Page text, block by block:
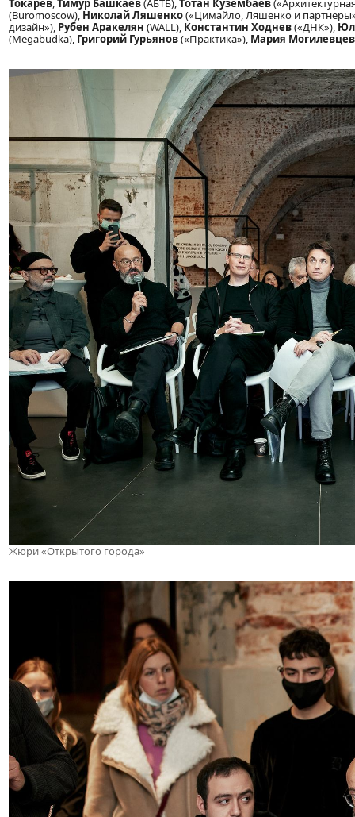
Токарев,Тимур Башкаев(АБТБ),Тотан Кузембаев
(Buromoscow), Николай Ляшенко(«Цимайло, Ляшенко и
дизайн»), Рубен Аракелян (WALL), Константин Ходнев(«ДНК»),
(Megabudka), Григорий Гурьянов(«Практика»), Мария
Жюри «Открытого города»